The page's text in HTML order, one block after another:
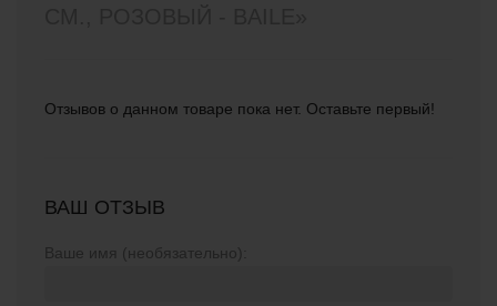
Отзывов о данном товаре пока нет. Оставьте первый!
ВАШ ОТЗЫВ
Ваше имя (необязательно):